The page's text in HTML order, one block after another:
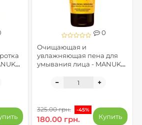
0
Очищающая и
увлажняющая пена для
умывания лица - MANUKA
325.00 грн. -45%
180.00 грн. Купить